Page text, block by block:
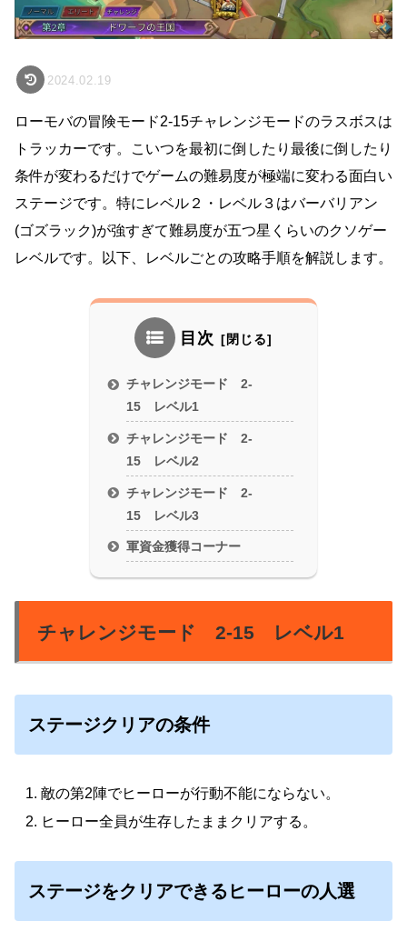
2024.02.19
ローモバの冒険モード2-15チャレンジモードのラスボスは
トラッカーです。こいつを最初に倒したり最後に倒したり
条件が変わるだけでゲームの難易度が極端に変わる面白い
ステージです。特にレベル２・レベル３はバーバリアン
(ゴズラック)が強すぎて難易度が五つ星くらいのクソゲー
レベルです。以下、レベルごとの攻略手順を解説します。
目次
チャレンジモード 2-
15 レベル1
チャレンジモード 2-
15 レベル2
チャレンジモード 2-
15 レベル3
軍資金獲得コーナー
チャレンジモード 2-15 レベル1
ステージクリアの条件
敵の第2陣でヒーローが行動不能にならない。
ヒーロー全員が生存したままクリアする。
ステージをクリアできるヒーローの人選